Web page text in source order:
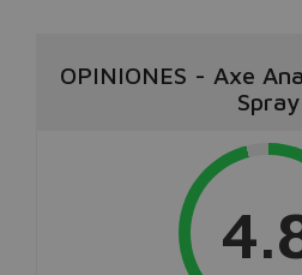
OPINIONES - Axe
Spray